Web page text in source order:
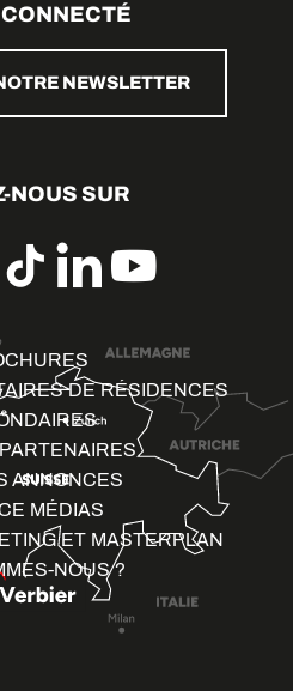
NEWSLETTER
NOUS SUR
DE RÉSIDENCES
ANNONCES
MÉDIAS
ET MASTERPLAN
NOUS ?